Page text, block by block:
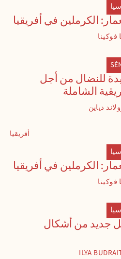
الكرملين في أفريقيا
للنضال من أجل
الشاملة
دياين
أفريقيا
الكرملين في أفريقيا
جديد من أشكال
ILYA